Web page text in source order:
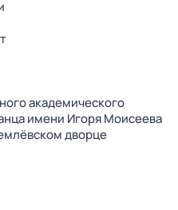
академического
имени Игоря Моисеева
дворце